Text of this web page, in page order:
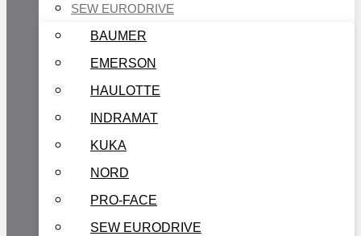
SEW EURODRIVE
BAUMER
EMERSON
HAULOTTE
INDRAMAT
KUKA
NORD
PRO-FACE
SEW EURODRIVE